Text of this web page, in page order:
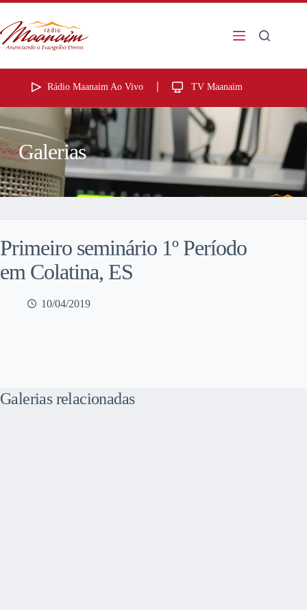
Rádio Maanaim Ao Vivo TV Maanaim
Galerias
Primeiro seminário 1º Período
em Colatina, ES
10/04/2019
Galerias relacionadas